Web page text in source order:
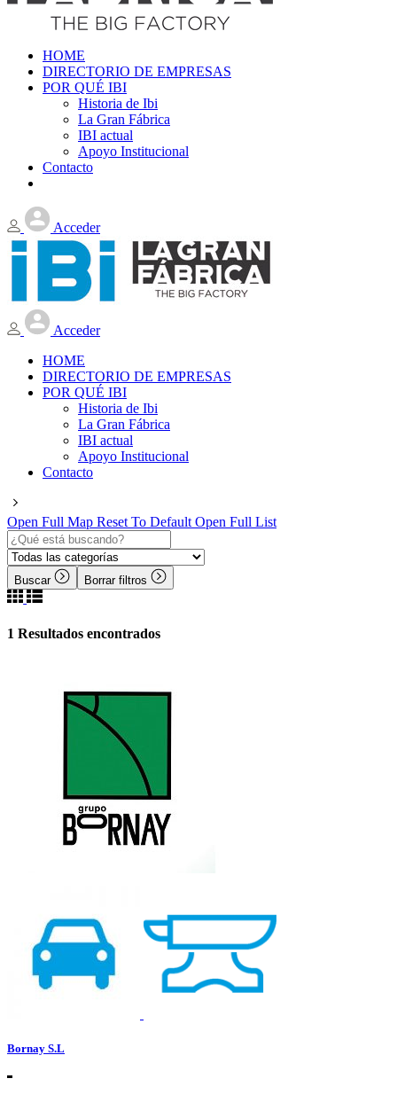
HOME
DIRECTORIO DE EMPRESAS
POR QUÉ IBI
Historia de Ibi
La Gran Fábrica
IBI actual
Apoyo Institucional
Contacto
Acceder
Acceder
HOME
DIRECTORIO DE EMPRESAS
POR QUÉ IBI
Historia de Ibi
La Gran Fábrica
IBI actual
Apoyo Institucional
Contacto
Open Full Map Reset To Default Open Full List
Buscar Borrar filtros
1 Resultados encontrados
Bornay S.L